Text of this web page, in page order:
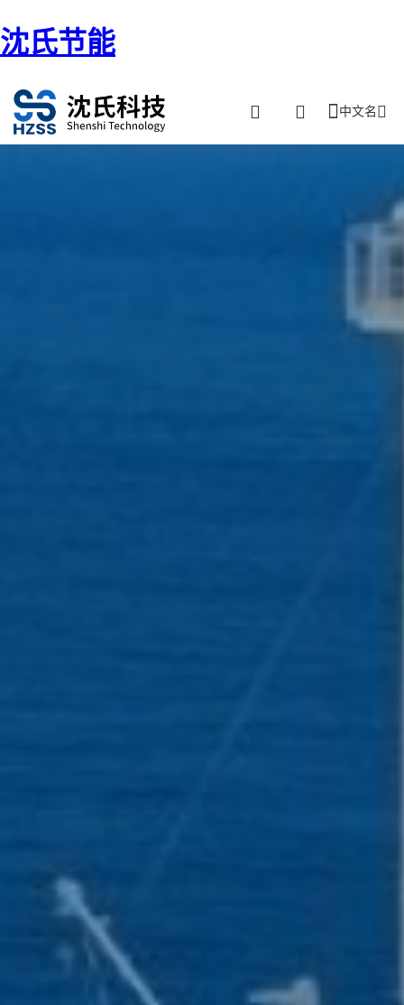
沈氏节能
中文名
首页 / 海工飞机-FSRU、FLNG、FPSO、油汽软件